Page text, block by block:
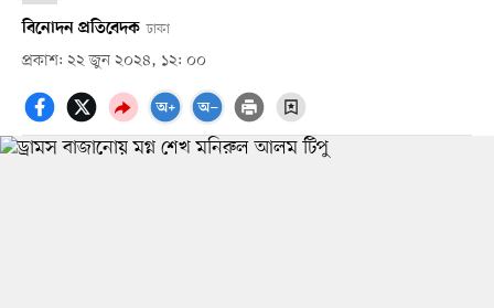
বিনোদন প্রতিবেদক ঢাকা
প্রকাশ: ২২ জুন ২০২৪, ১২: ০০